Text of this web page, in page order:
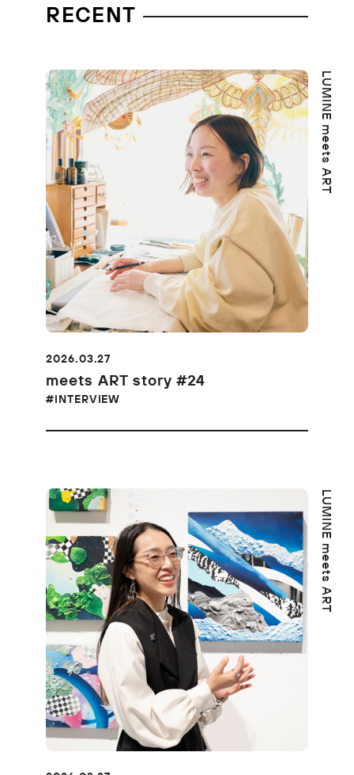
RECENT
LUMINE meets ART
2026.03.27
meets ART story #24
#INTERVIEW
LUMINE meets ART